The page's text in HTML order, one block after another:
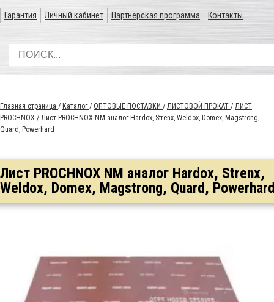
Гарантия Личный кабинет Партнерская программа Контакты
Главная страница / Каталог / ОПТОВЫЕ ПОСТАВКИ / ЛИСТОВОЙ ПРОКАТ / ЛИСТ
PROCHNOX / Лист PROCHNOX NM аналог Hardox, Strenx, Weldox, Domex, Magstrong,
Quard, Powerhard
Лист PROCHNOX NM аналог Hardox, Strenx,
Weldox, Domex, Magstrong, Quard,